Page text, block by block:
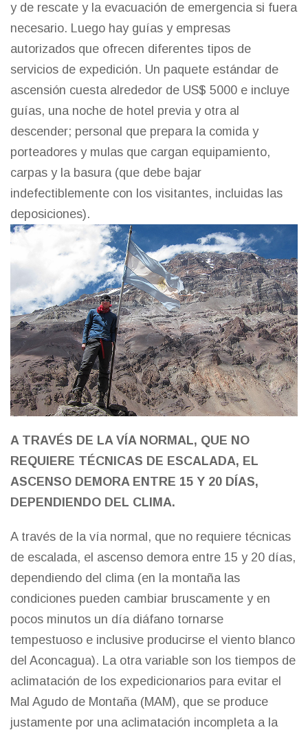
y de rescate y la evacuación de emergencia si fuera
necesario. Luego hay guías y empresas
autorizados que ofrecen diferentes tipos de
servicios de expedición. Un paquete estándar de
ascensión cuesta alrededor de US$ 5000 e incluye
guías, una noche de hotel previa y otra al
descender; personal que prepara la comida y
porteadores y mulas que cargan equipamiento,
carpas y la basura (que debe bajar
indefectiblemente con los visitantes, incluidas las
deposiciones).
A TRAVÉS DE LA VÍA NORMAL, QUE NO
REQUIERE TÉCNICAS DE ESCALADA, EL
ASCENSO DEMORA ENTRE 15 Y 20 DÍAS,
DEPENDIENDO DEL CLIMA.
A través de la vía normal, que no requiere técnicas
de escalada, el ascenso demora entre 15 y 20 días,
dependiendo del clima (en la montaña las
condiciones pueden cambiar bruscamente y en
pocos minutos un día diáfano tornarse
tempestuoso e inclusive producirse el viento blanco
del Aconcagua). La otra variable son los tiempos de
aclimatación de los expedicionarios para evitar el
Mal Agudo de Montaña (MAM), que se produce
justamente por una aclimatación incompleta a la